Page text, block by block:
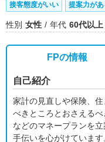
接客態度がいい 提案力があ
性別 女性 年代 60代以上
FPの情報
自己紹介
家計の見直しや保険、
べきところとおさえるべ
などのマネープランを
手伝いを心がけています